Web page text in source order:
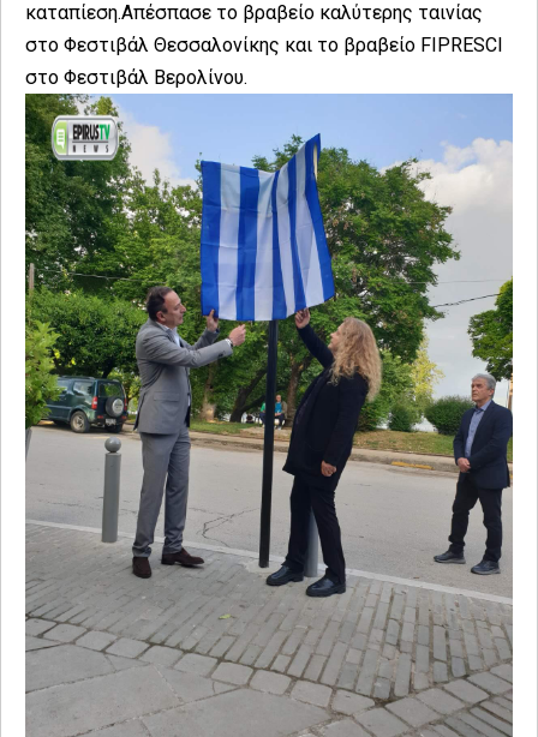
καταπίεση.Απέσπασε το βραβείο καλύτερης ταινίας
στο Φεστιβάλ Θεσσαλονίκης και το βραβείο FIPRESCI
στο Φεστιβάλ Βερολίνου.